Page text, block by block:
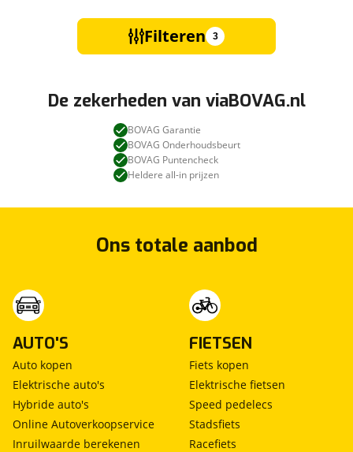
Filteren 3
De zekerheden van viaBOVAG.nl
BOVAG Garantie
BOVAG Onderhoudsbeurt
BOVAG Puntencheck
Heldere all-in prijzen
Ons totale aanbod
AUTO'S
Auto kopen
Elektrische auto's
Hybride auto's
Online Autoverkoopservice
Inruilwaarde berekenen
FIETSEN
Fiets kopen
Elektrische fietsen
Speed pedelecs
Stadsfiets
Racefiets